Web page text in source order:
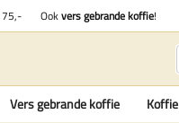
75,- Ookvers gebrande koffie!
Vers gebrande koffie Koffie